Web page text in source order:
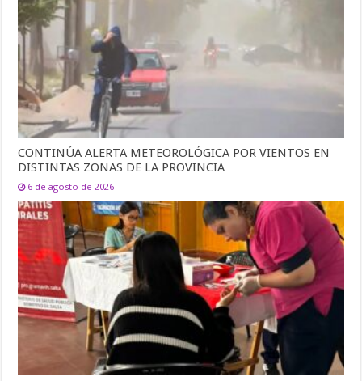
CONTINÚA ALERTA METEOROLÓGICA POR VIENTOS EN
DISTINTAS ZONAS DE LA PROVINCIA
6 de agosto de 2026